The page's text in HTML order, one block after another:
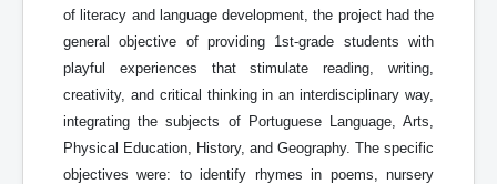
of literacy and language development, the project had the
general objective of providing 1st-grade students with
playful experiences that stimulate reading, writing,
creativity, and critical thinking in an interdisciplinary way,
integrating the subjects of Portuguese Language, Arts,
Physical Education, History, and Geography. The specific
objectives were: to identify rhymes in poems, nursery